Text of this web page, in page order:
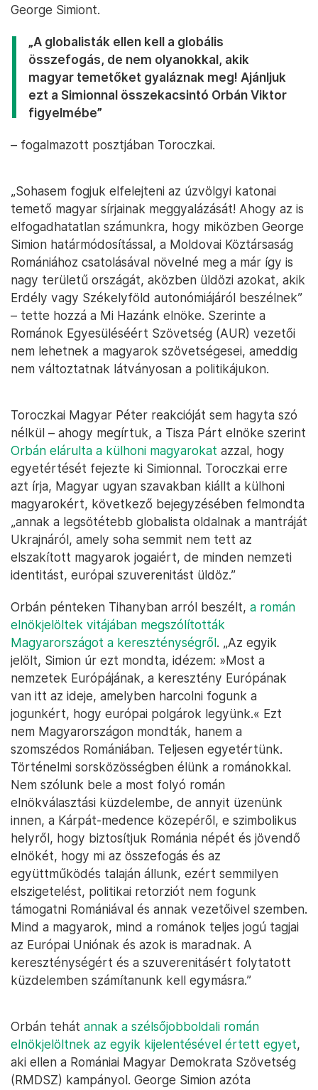
George Simiont.
„A globalisták ellen kell a globális
összefogás, de nem olyanokkal, akik
magyar temetőket gyaláznak meg! Ajánljuk
ezt a Simionnal összekacsintó Orbán Viktor
figyelmébe”
– fogalmazott posztjában Toroczkai.
„Sohasem fogjuk elfelejteni az úzvölgyi katonai
temető magyar sírjainak meggyalázását! Ahogy az is
elfogadhatatlan számunkra, hogy miközben George
Simion határmódosítással, a Moldovai Köztársaság
Romániához csatolásával növelné meg a már így is
nagy területű országát, aközben üldözi azokat, akik
Erdély vagy Székelyföld autonómiájáról beszélnek”
– tette hozzá a Mi Hazánk elnöke. Szerinte a
Románok Egyesüléséért Szövetség (AUR) vezetői
nem lehetnek a magyarok szövetségesei, ameddig
nem változtatnak látványosan a politikájukon.
Toroczkai Magyar Péter reakcióját sem hagyta szó
nélkül – ahogy megírtuk, a Tisza Párt elnöke szerint
Orbán elárulta a külhoni magyarokat azzal, hogy
egyetértését fejezte ki Simionnal. Toroczkai erre
azt írja, Magyar ugyan szavakban kiállt a külhoni
magyarokért, következő bejegyzésében felmondta
„annak a legsötétebb globalista oldalnak a mantráját
Ukrajnáról, amely soha semmit nem tett az
elszakított magyarok jogaiért, de minden nemzeti
identitást, európai szuverenitást üldöz.”
Orbán pénteken Tihanyban arról beszélt, a román
elnökjelöltek vitájában megszólították
Magyarországot a kereszténységről. „Az egyik
jelölt, Simion úr ezt mondta, idézem: »Most a
nemzetek Európájának, a keresztény Európának
van itt az ideje, amelyben harcolni fogunk a
jogunkért, hogy európai polgárok legyünk.« Ezt
nem Magyarországon mondták, hanem a
szomszédos Romániában. Teljesen egyetértünk.
Történelmi sorsközösségben élünk a románokkal.
Nem szólunk bele a most folyó román
elnökválasztási küzdelembe, de annyit üzenünk
innen, a Kárpát-medence közepéről, e szimbolikus
helyről, hogy biztosítjuk Románia népét és jövendő
elnökét, hogy mi az összefogás és az
együttműködés talaján állunk, ezért semmilyen
elszigetelést, politikai retorziót nem fogunk
támogatni Romániával és annak vezetőivel szemben.
Mind a magyarok, mind a románok teljes jogú tagjai
az Európai Uniónak és azok is maradnak. A
kereszténységért és a szuverenitásért folytatott
küzdelemben számítanunk kell egymásra.”
Orbán tehát annak a szélsőjobboldali román
elnökjelöltnek az egyik kijelentésével értett egyet,
aki ellen a Romániai Magyar Demokrata Szövetség
(RMDSZ) kampányol. George Simion azóta